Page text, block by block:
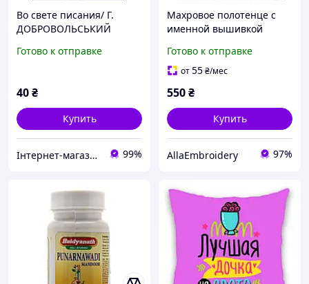
Во свете писания/ Г.
ДОБРОВОЛЬСЬКИЙ
Готово к отправке
40₴
Купить
Iнтернет-магазин Еммаус 99%
Махровое полотенце с
именной вышивкой
Готово к отправке
от55₴/мес
550₴
Купить
AllaEmbroidery 97%